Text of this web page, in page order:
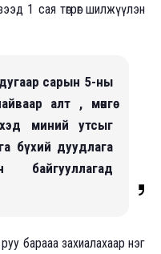
1 сая төгрөг шилжүүлэн
сарын 5-ны
алт , мөнгө
миний утсыг
бүхий дуудлага
байгууллагад
барааа захиалахаар нэг